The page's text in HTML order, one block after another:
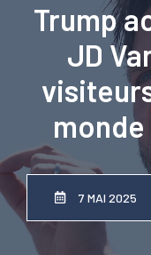
Trump
JD
7 MAI 2025